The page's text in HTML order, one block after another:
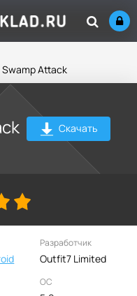
Swamp Attack
Скачать
Разработчик
Outfit7 Limited
ОС